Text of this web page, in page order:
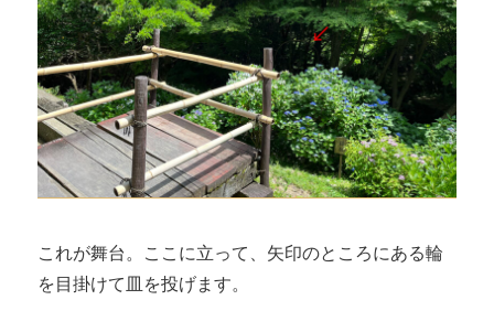
これが舞台。ここに立って、矢印のところにある輪
を目掛けて皿を投げます。